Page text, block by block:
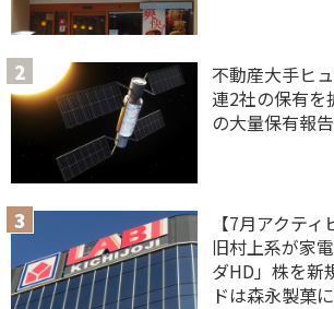
不動産大手ヒ
連2社の保有
の大量保有報
【7月アクティ
旧村上系が家
ダHD」株を新
ドは森永製菓